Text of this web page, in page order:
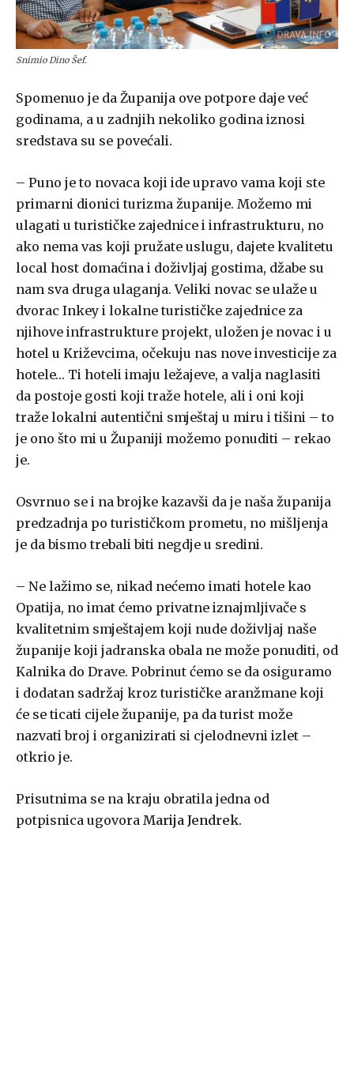
Snimio Dino Šef.
Spomenuo je da Županija ove potpore daje već
godinama, a u zadnjih nekoliko godina iznosi
sredstava su se povećali.
– Puno je to novaca koji ide upravo vama koji ste
primarni dionici turizma županije. Možemo mi
ulagati u turističke zajednice i infrastrukturu, no
ako nema vas koji pružate uslugu, dajete kvalitetu
local host domaćina i doživljaj gostima, džabe su
nam sva druga ulaganja. Veliki novac se ulaže u
dvorac Inkey i lokalne turističke zajednice za
njihove infrastrukture projekt, uložen je novac i u
hotel u Križevcima, očekuju nas nove investicije za
hotele… Ti hoteli imaju ležajeve, a valja naglasiti
da postoje gosti koji traže hotele, ali i oni koji
traže lokalni autentični smještaj u miru i tišini – to
je ono što mi u Županiji možemo ponuditi – rekao
je.
Osvrnuo se i na brojke kazavši da je naša županija
predzadnja po turističkom prometu, no mišljenja
je da bismo trebali biti negdje u sredini.
– Ne lažimo se, nikad nećemo imati hotele kao
Opatija, no imat ćemo privatne iznajmljivače s
kvalitetnim smještajem koji nude doživljaj naše
županije koji jadranska obala ne može ponuditi, od
Kalnika do Drave. Pobrinut ćemo se da osiguramo
i dodatan sadržaj kroz turističke aranžmane koji
će se ticati cijele županije, pa da turist može
nazvati broj i organizirati si cjelodnevni izlet –
otkrio je.
Prisutnima se na kraju obratila jedna od
potpisnica ugovora Marija Jendrek.